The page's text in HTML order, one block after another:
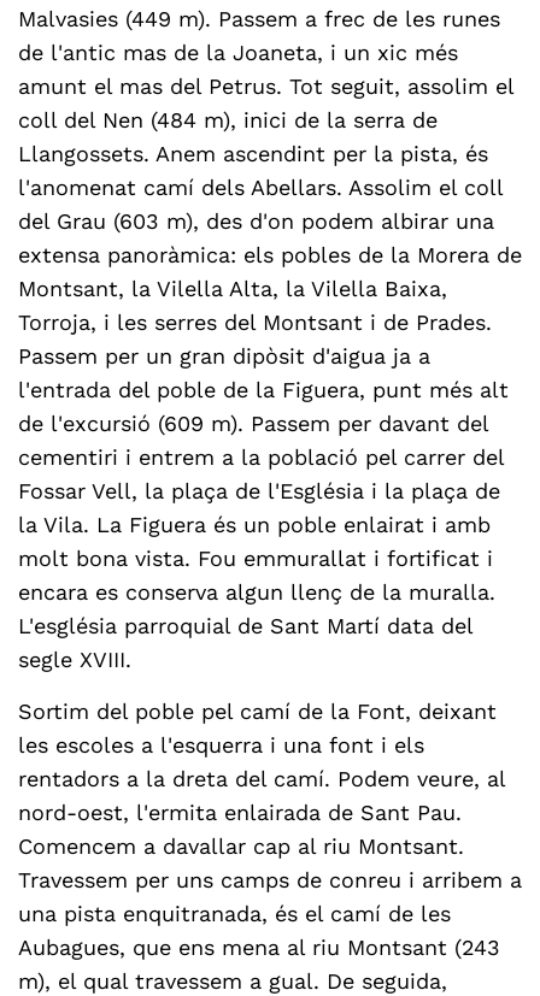
Malvasies (449 m). Passem a frec de les runes
de l'antic mas de la Joaneta, i un xic més
amunt el mas del Petrus. Tot seguit, assolim el
coll del Nen (484 m), inici de la serra de
Llangossets. Anem ascendint per la pista, és
l'anomenat camí dels Abellars. Assolim el coll
del Grau (603 m), des d'on podem albirar una
extensa panoràmica: els pobles de la Morera de
Montsant, la Vilella Alta, la Vilella Baixa,
Torroja, i les serres del Montsant i de Prades.
Passem per un gran dipòsit d'aigua ja a
l'entrada del poble de la Figuera, punt més alt
de l'excursió (609 m). Passem per davant del
cementiri i entrem a la població pel carrer del
Fossar Vell, la plaça de l'Església i la plaça de
la Vila. La Figuera és un poble enlairat i amb
molt bona vista. Fou emmurallat i fortificat i
encara es conserva algun llenç de la muralla.
L'església parroquial de Sant Martí data del
segle XVIII.
Sortim del poble pel camí de la Font, deixant
les escoles a l'esquerra i una font i els
rentadors a la dreta del camí. Podem veure, al
nord-oest, l'ermita enlairada de Sant Pau.
Comencem a davallar cap al riu Montsant.
Travessem per uns camps de conreu i arribem a
una pista enquitranada, és el camí de les
Aubagues, que ens mena al riu Montsant (243
m), el qual travessem a gual. De seguida,